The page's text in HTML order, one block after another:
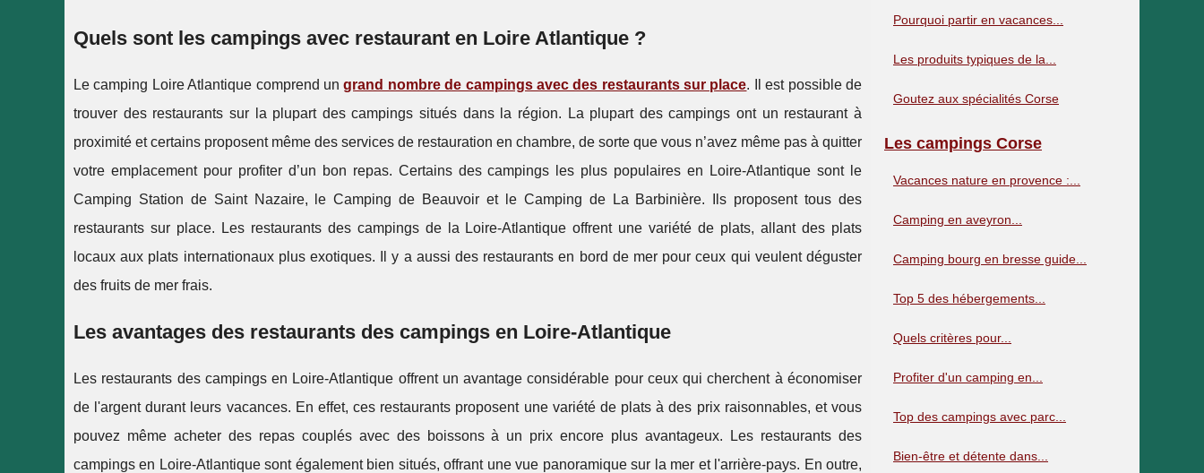
Quels sont les campings avec restaurant en Loire Atlantique ?
Le camping Loire Atlantique comprend ungrand nombre de campings avec des restaurants sur place. Il est possible de
trouver des restaurants sur la plupart des campings situés dans la région. La plupart des campings ont un restaurant à
proximité et certains proposent même des services de restauration en chambre, de sorte que vous n’avez même pas à quitter
votre emplacement pour profiter d’un bon repas. Certains des campings les plus populaires en Loire-Atlantique sont le
Camping Station de Saint Nazaire, le Camping de Beauvoir et le Camping de La Barbinière. Ils proposent tous des
restaurants sur place. Les restaurants des campings de la Loire-Atlantique offrent une variété de plats, allant des plats
locaux aux plats internationaux plus exotiques. Il y a aussi des restaurants en bord de mer pour ceux qui veulent déguster
des fruits de mer frais.
Les avantages des restaurants des campings en Loire-Atlantique
Les restaurants des campings en Loire-Atlantique offrent un avantage considérable pour ceux qui cherchent à économiser
de l'argent durant leurs vacances. En effet, ces restaurants proposent une variété de plats à des prix raisonnables, et vous
pouvez même acheter des repas couplés avec des boissons à un prix encore plus avantageux. Les restaurants des
campings en Loire-Atlantique sont également bien situés, offrant une vue panoramique sur la mer et l'arrière-pays. En outre,
Pourquoi partir en vacances...
Les produits typiques de la...
Goutez aux spécialités Corse
Les campings Corse
Vacances nature en provence :...
Camping en aveyron...
Camping bourg en bresse guide...
Top 5 des hébergements...
Quels critères pour...
Profiter d'un camping en...
Top des campings avec parc...
Bien-être et détente dans...